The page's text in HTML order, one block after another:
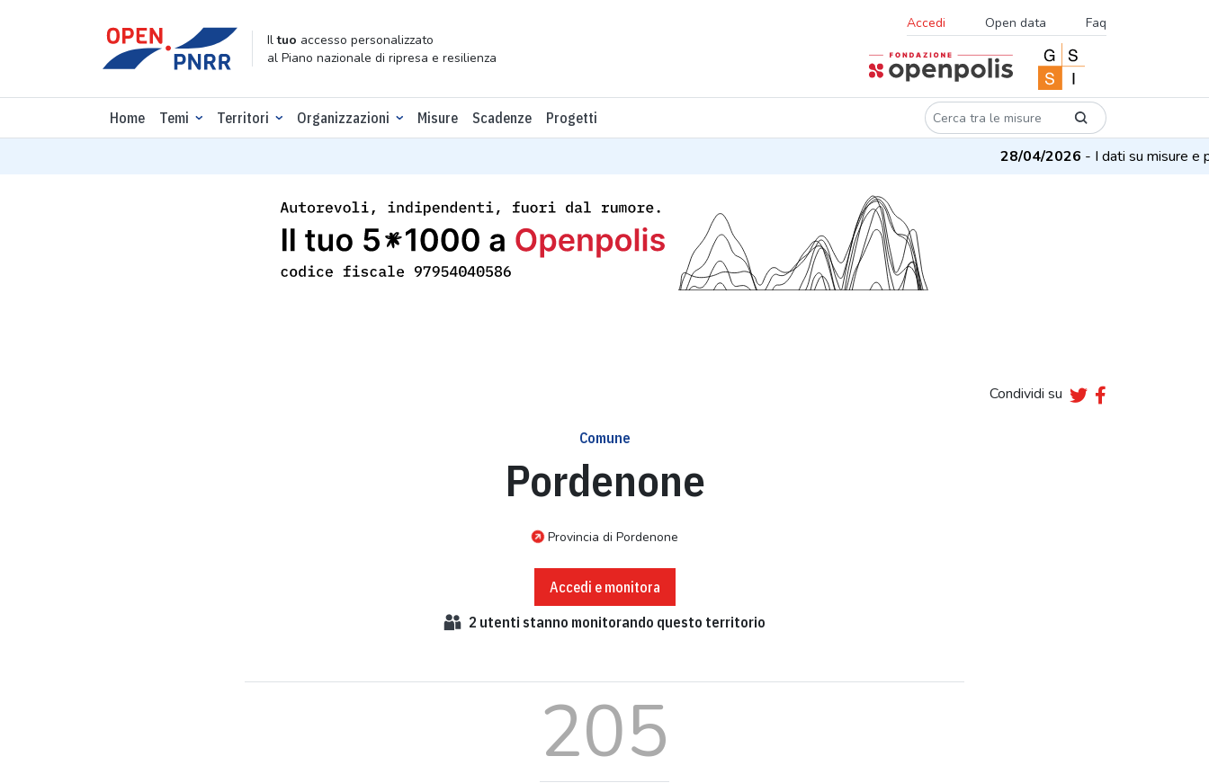
Iltuo accesso personalizzato
al Piano nazionale di ripresa e resilienza
Accedi Open data Faq
Home Temi Territori Organizzazioni Misure Scadenze Progetti
28/04/2026- I dati su misure e
Condividi su
Comune
Pordenone
Provincia di Pordenone
Accedi e monitora
2 utenti stanno monitorando questo territorio
205